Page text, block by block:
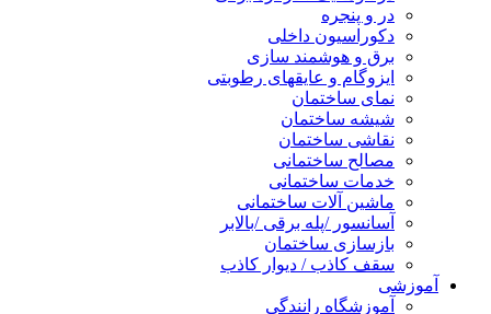
در و پنجره
دکوراسیون داخلی
برق و هوشمند سازی
ایزوگام و عایقهای رطوبتی
نمای ساختمان
شیشه ساختمان
نقاشی ساختمان
مصالح ساختمانی
خدمات ساختمانی
ماشین آلات ساختمانی
آسانسور /پله برقی /بالابر
بازسازی ساختمان
سقف کاذب / دیوار کاذب
آموزشی
آموزشگاه رانندگی